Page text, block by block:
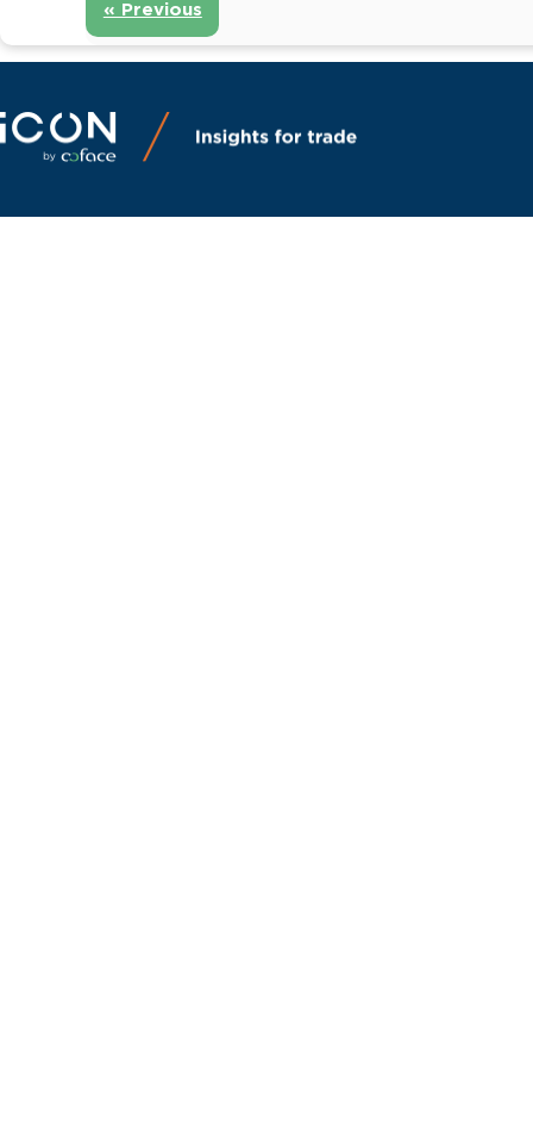
« Previous